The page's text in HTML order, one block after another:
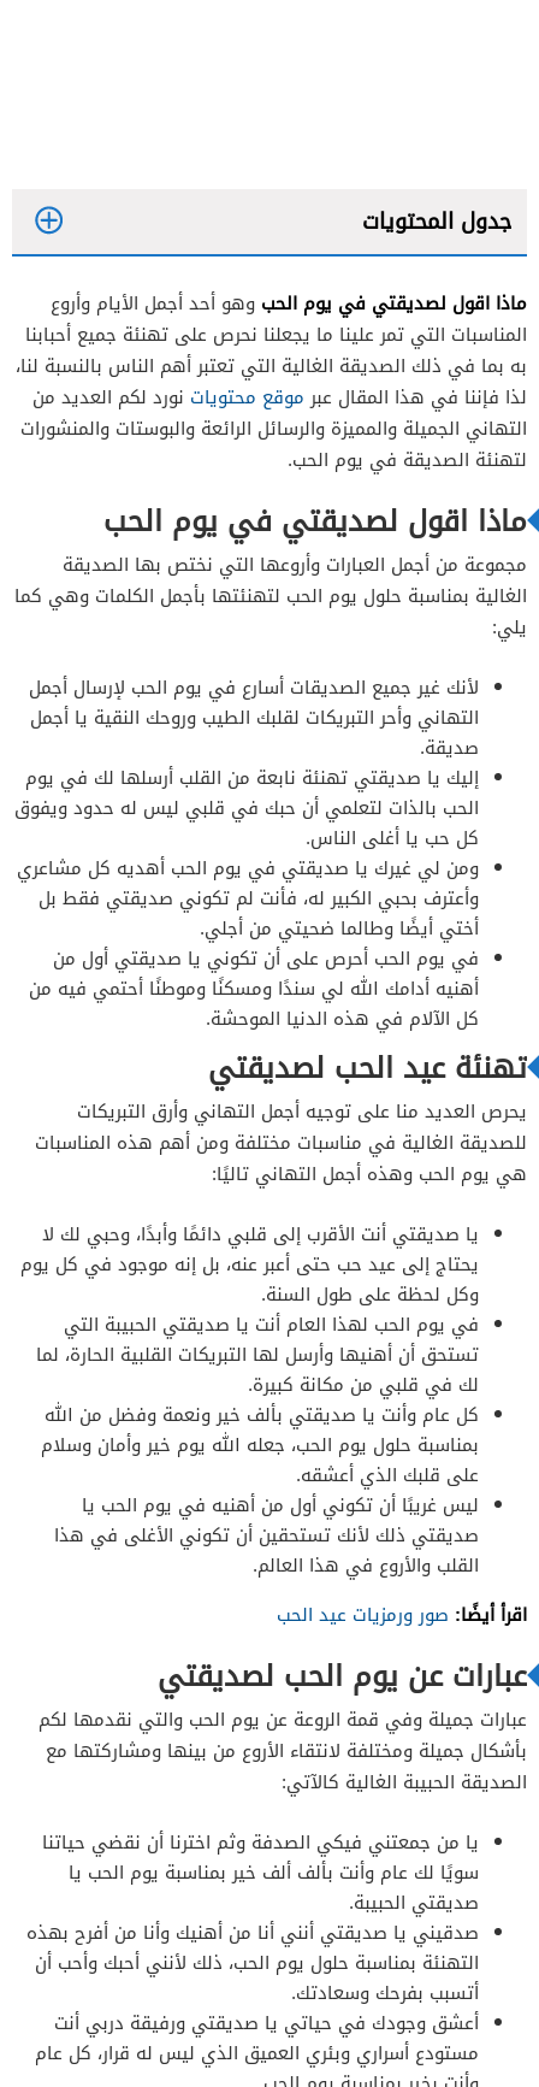
جدول المحتويات
ماذا اقول لصديقتي في يوم الحب وهو أحد أجمل الأيام وأروع
المناسبات التي تمر علينا ما يجعلنا نحرص على تهنئة جميع أحبابنا
به بما في ذلك الصديقة الغالية التي تعتبر أهم الناس بالنسبة لنا،
لذا فإننا في هذا المقال عبرموقع محتويات نورد لكم العديد من
التهاني الجميلة والمميزة والرسائل الرائعة والبوستات والمنشورات
لتهنئة الصديقة في يوم الحب.
ماذا اقول لصديقتي في يوم الحب
مجموعة من أجمل العبارات وأروعها التي نختص بها الصديقة
الغالية بمناسبة حلول يوم الحب لتهنئتها بأجمل الكلمات وهي كما
يلي:
لأنك غير جميع الصديقات أسارع في يوم الحب لإرسال أجمل
التهاني وأحر التبريكات لقلبك الطيب وروحك النقية يا أجمل
صديقة.
إليك يا صديقتي تهنئة نابعة من القلب أرسلها لك في يوم
الحب بالذات لتعلمي أن حبك في قلبي ليس له حدود ويفوق
كل حب يا أغلى الناس.
ومن لي غيرك يا صديقتي في يوم الحب أهديه كل مشاعري
وأعترف بحبي الكبير له، فأنت لم تكوني صديقتي فقط بل
أختي أيضًا وطالما ضحيتي من أجلي.
في يوم الحب أحرص على أن تكوني يا صديقتي أول من
أهنيه أدامك الله لي سندًا ومسكنًا وموطنًا أحتمي فيه من
كل الآلام في هذه الدنيا الموحشة.
تهنئة عيد الحب لصديقتي
يحرص العديد منا على توجيه أجمل التهاني وأرق التبريكات
للصديقة الغالية في مناسبات مختلفة ومن أهم هذه المناسبات
هي يوم الحب وهذه أجمل التهاني تاليًا:
يا صديقتي أنت الأقرب إلى قلبي دائمًا وأبدًا، وحبي لك لا
يحتاج إلى عيد حب حتى أعبر عنه، بل إنه موجود في كل يوم
وكل لحظة على طول السنة.
في يوم الحب لهذا العام أنت يا صديقتي الحبيبة التي
تستحق أن أهنيها وأرسل لها التبريكات القلبية الحارة، لما
لك في قلبي من مكانة كبيرة.
كل عام وأنت يا صديقتي بألف خير ونعمة وفضل من الله
بمناسبة حلول يوم الحب، جعله الله يوم خير وأمان وسلام
على قلبك الذي أعشقه.
ليس غريبًا أن تكوني أول من أهنيه في يوم الحب يا
صديقتي ذلك لأنك تستحقين أن تكوني الأغلى في هذا
القلب والأروع في هذا العالم.
اقرأ أيضًا: صور ورمزيات عيد الحب
عبارات عن يوم الحب لصديقتي
عبارات جميلة وفي قمة الروعة عن يوم الحب والتي نقدمها لكم
بأشكال جميلة ومختلفة لانتقاء الأروع من بينها ومشاركتها مع
الصديقة الحبيبة الغالية كالآتي:
يا من جمعتني فيكي الصدفة وثم اخترنا أن نقضي حياتنا
سويًا لك عام وأنت بألف ألف خير بمناسبة يوم الحب يا
صديقتي الحبيبة.
صدقيني يا صديقتي أنني أنا من أهنيك وأنا من أفرح بهذه
التهنئة بمناسبة حلول يوم الحب، ذلك لأنني أحبك وأحب أن
أتسبب بفرحك وسعادتك.
أعشق وجودك في حياتي يا صديقتي ورفيقة دربي أنت
مستودع أسراري وبئري العميق الذي ليس له قرار، كل عام